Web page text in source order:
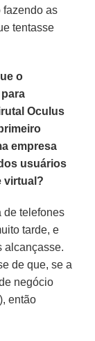
fazendo as
tentasse
o
Oculus
empresa
usuários
virtual?
de telefones
tarde, e
alcançasse.
de que, se a
negócio
então